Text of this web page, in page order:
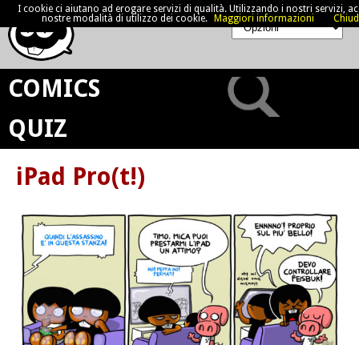
COMICS
QUIZ
iPad Pro(t!)
I cookie ci aiutano ad erogare servizi di qualità. Utilizzando i nostri servizi,
nostre modalità di utilizzo dei cookie.
Maggiori informazioni